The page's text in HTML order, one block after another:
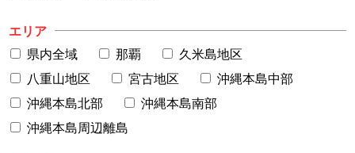
エリア
県内全域
那覇
久米島地区
八重山地区
宮古地区
沖縄本島中部
沖縄本島北部
沖縄本島南部
沖縄本島周辺離島